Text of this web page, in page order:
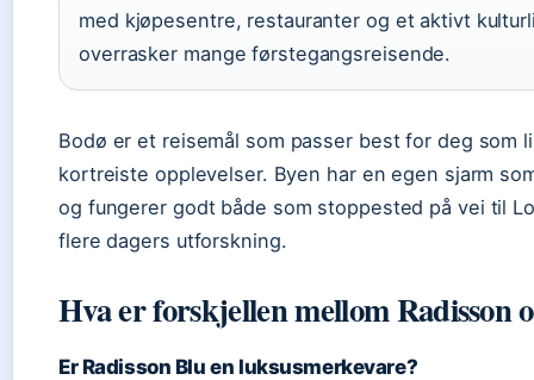
med kjøpesentre, restauranter og et aktivt
overrasker mange førstegangsreisende.
Bodø er et reisemål som passer best for deg som
kortreiste opplevelser. Byen har en egen sjarm
og fungerer godt både som stoppested på vei til
flere dagers utforskning.
Hva er forskjellen mellom Radisson
Er Radisson Blu en luksusmerkevare?